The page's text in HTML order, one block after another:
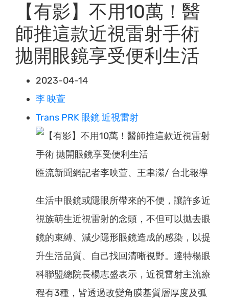
【有影】不用10萬！醫
師推這款近視雷射手術
拋開眼鏡享受便利生活
2023-04-14
李 映萱
Trans PRK 眼鏡近視雷射
匯流新聞網記者李映萱、王聿瀠/ 台北報導
生活中眼鏡或隱眼所帶來的不便，讓許多近
視族萌生近視雷射的念頭，不但可以拋去眼
鏡的束縛、減少隱形眼鏡造成的感染，以提
升生活品質、自己找回清晰視野。達特楊眼
科聯盟總院長楊志盛表示，近視雷射主流療
程有3種，皆透過改變角膜基質層厚度及弧